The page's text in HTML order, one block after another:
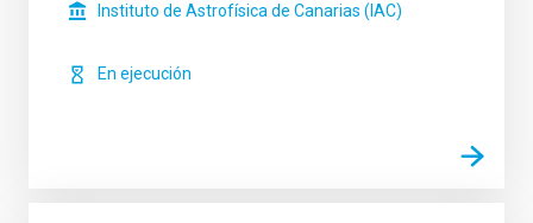
Instituto de Astrofísica de Canarias (IAC)
En ejecución